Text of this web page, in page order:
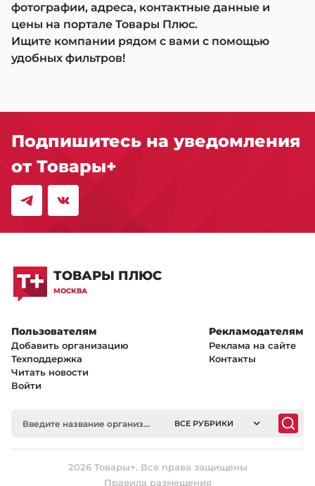
фотографии, адреса, контактные данные и
цены на портале Товары Плюс.
Ищите компании рядом с вами с помощью
удобных фильтров!
Подпишитесь на уведомления
от Товары+
ТОВАРЫ ПЛЮС
МОСКВА
Пользователям
Добавить организацию
Техподдержка
Читать новости
Войти
Рекламодателям
Реклама на сайте
Контакты
ВСЕ РУБРИКИ
2026 Товары+. Все права защищены
Правила размещения